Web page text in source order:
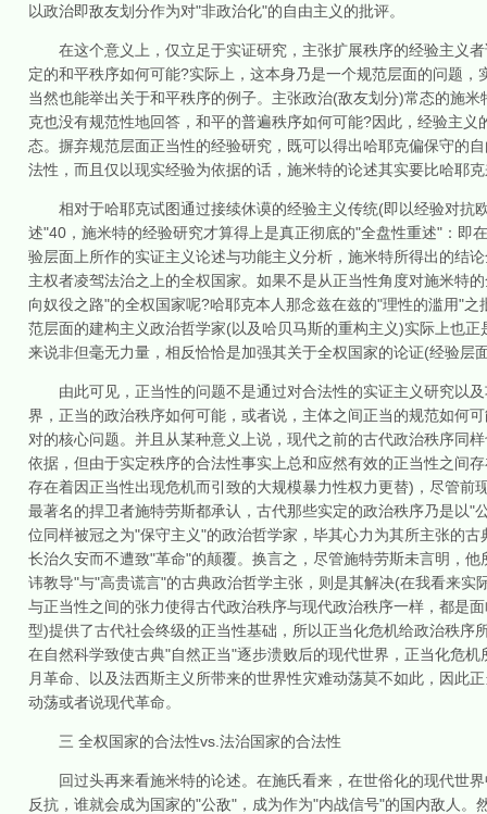
以政治即敌友划分作为对"非政治化"的自由主义的批评。
在这个意义上，仅立足于实证研究，主张扩展秩序的经验主义者
定的和平秩序如何可能?实际上，这本身乃是一个规范层面的问题
当然也能举出关于和平秩序的例子。主张政治(敌友划分)常态的施
克也没有规范性地回答，和平的普遍秩序如何可能?因此，经验主
态。摒弃规范层面正当性的经验研究，既可以得出哈耶克偏保守的
法性，而且仅以现实经验为依据的话，施米特的论述其实要比哈耶
相对于哈耶克试图通过接续休谟的经验主义传统(即以经验对抗
述"40，施米特的经验研究才算得上是真正彻底的"全盘性重述"：即
验层面上所作的实证主义论述与功能主义分析，施米特所得出的结
主权者凌驾法治之上的全权国家。如果不是从正当性角度对施米特
向奴役之路"的全权国家呢?哈耶克本人那念兹在兹的"理性的滥用"
范层面的建构主义政治哲学家(以及哈贝马斯的重构主义)实际上也
来说非但毫无力量，相反恰恰是加强其关于全权国家的论证(经验层
由此可见，正当性的问题不是通过对合法性的实证主义研究以及
界，正当的政治秩序如何可能，或者说，主体之间正当的规范如何
对的核心问题。并且从某种意义上说，现代之前的古代政治秩序同
依据，但由于实定秩序的合法性事实上总和应然有效的正当性之间
存在着因正当性出现危机而引致的大规模暴力性权力更替)，尽管
最著名的捍卫者施特劳斯都承认，古代那些实定的政治秩序乃是以
位同样被冠之为"保守主义"的政治哲学家，毕其心力为其所主张的
长治久安而不遭致"革命"的颠覆。换言之，尽管施特劳斯未言明，
讳教导"与"高贵谎言"的古典政治哲学主张，则是其解决(在我看来
与正当性之间的张力使得古代政治秩序与现代政治秩序一样，都是
型)提供了古代社会终级的正当性基础，所以正当化危机给政治秩
在自然科学致使古典"自然正当"逐步溃败后的现代世界，正当化危
月革命、以及法西斯主义所带来的世界性灾难动荡莫不如此，因此
动荡或者说现代革命。
三 全权国家的合法性vs.法治国家的合法性
回过头再来看施米特的论述。在施氏看来，在世俗化的现代世界
反抗，谁就会成为国家的"公敌"，成为作为"内战信号"的国内敌人